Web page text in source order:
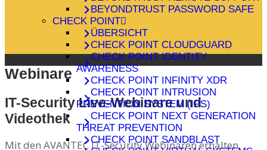
BEYONDTRUST PASSWORD SAFE
CHECK POINT
ÜBERSICHT
CHECK POINT CLOUDGUARD
CHECK POINT IDENTITY
AWARENESS
CHECK POINT INFINITY XDR
CHECK POINT INTRUSION
PREVENTION SYSTEM (IPS)
CHECK POINT NEXT GENERATION
THREAT PREVENTION
CHECK POINT SANDBLAST
Webinare
IT-Security Live-Webinare und
Videothek
Mit den AVANTEC IT-Security Webinaren erhalten